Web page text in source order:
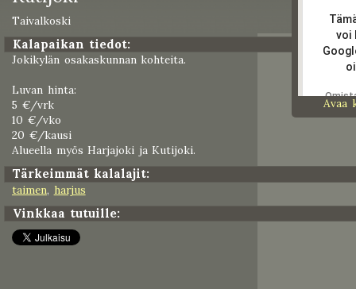
voi
tämän
Avaa
Taivalkoski
Kalapaikan tiedot:
Jokikylän osakaskunnan kohteita.
Luvan hinta:
5 €/vrk
10 €/vko
20 €/kausi
Alueella myös Harjajoki ja Kutijoki.
Tärkeimmät kalalajit:
taimen, harjus
Vinkkaa tutuille: